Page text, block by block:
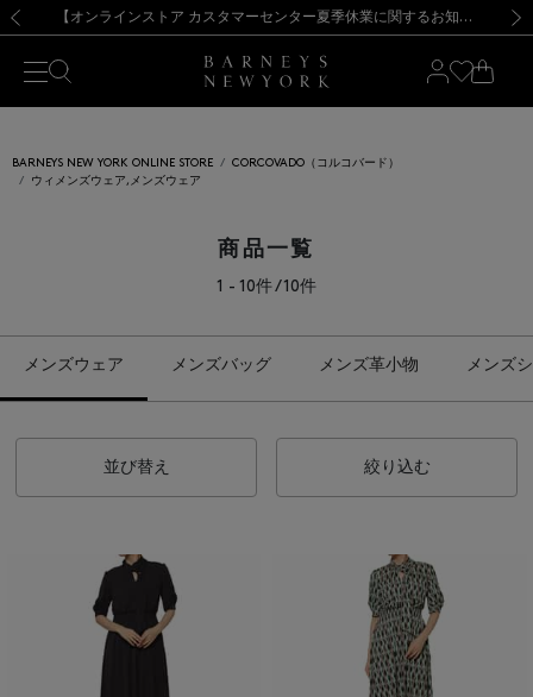
新規登録のお客様も対象！＜MY BARNEYS＞会員のお客様は11,000円（税込）以上のお買上げで常時送料無料！お買い物の際は会員登録を！
【夏季休業に伴う出荷一時停止のお知らせ】(2026.8.7) 【オンラインストア カスタマーセンター夏季休業に関するお知らせ】（2026.8.7）
【夏季休業に伴う返品・交換承り一時停止のお知らせ】（2026.8.5）
熊本県を中心とした地震の影響によるお荷物のお届けについて
【開催中】SUMMER SALEのご案内・ご注意事項 新規登録のお客様も対象！＜MY BARNEYS＞会員のお客様は11,000円（税込）以上のお買上げで常時送料無料！お買い物の際は会員登録を！
【夏季休業に伴う出荷一時停止のお知らせ】(2026.8.7)
BARNEYS NEW YORK ONLINE STORE
CORCOVADO（コルコバード）
ウィメンズウェア,メンズウェア
商品一覧
1 - 10件 / 10件
メンズウェア メンズバッグ メンズ革小物 メンズ
並び替え 絞り込む